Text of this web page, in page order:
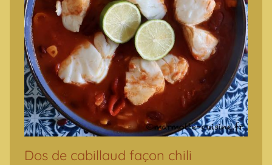
Dos de cabillaud façon chili